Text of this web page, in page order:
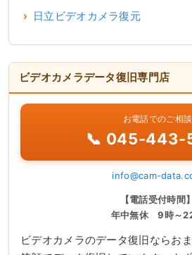
日立ビデオカメラ復元
ビデオカメラデータ復旧専門店
お電話でのご相談
📞 045-443-
info@cam-
【電話受付時間】
年中無休 9時～
ビデオカメラのデータ復旧ならお